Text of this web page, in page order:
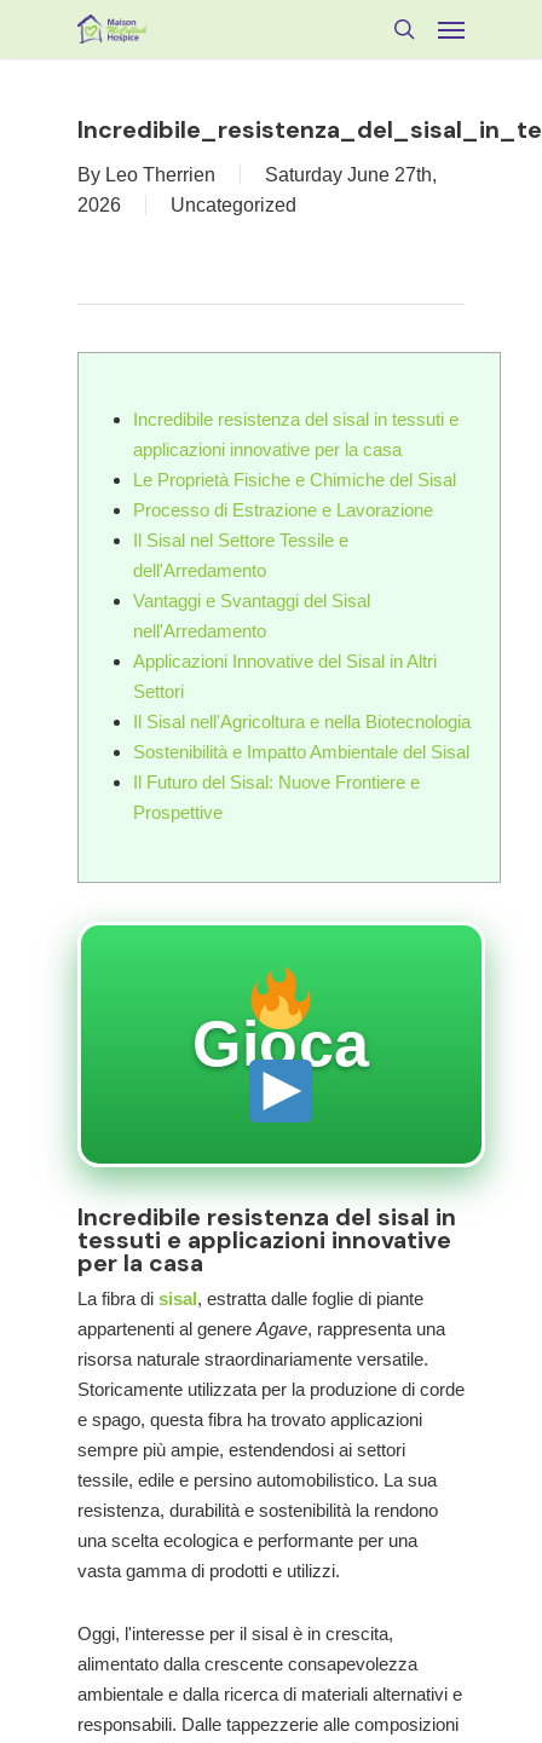
Menu
By Leo Therrien
Saturday June 27th,
2026
Uncategorized
Incredibile resistenza del sisal in tessuti e
applicazioni innovative per la casa
Le Proprietà Fisiche e Chimiche del Sisal
Processo di Estrazione e Lavorazione
Il Sisal nel Settore Tessile e
dell'Arredamento
Vantaggi e Svantaggi del Sisal
nell'Arredamento
Applicazioni Innovative del Sisal in Altri
Settori
Il Sisal nell'Agricoltura e nella Biotecnologia
Sostenibilità e Impatto Ambientale del Sisal
Il Futuro del Sisal: Nuove Frontiere e
Prospettive
Gioca
Incredibile resistenza del sisal in
tessuti e applicazioni innovative
per la casa
La fibra di sisal, estratta dalle foglie di piante
appartenenti al genere Agave, rappresenta una
risorsa naturale straordinariamente versatile.
Storicamente utilizzata per la produzione di corde
e spago, questa fibra ha trovato applicazioni
sempre più ampie, estendendosi ai settori
tessile, edile e persino automobilistico. La sua
resistenza, durabilità e sostenibilità la rendono
una scelta ecologica e performante per una
vasta gamma di prodotti e utilizzi.
Oggi, l'interesse per il sisal è in crescita,
alimentato dalla crescente consapevolezza
ambientale e dalla ricerca di materiali alternativi e
responsabili. Dalle tappezzerie alle composizioni